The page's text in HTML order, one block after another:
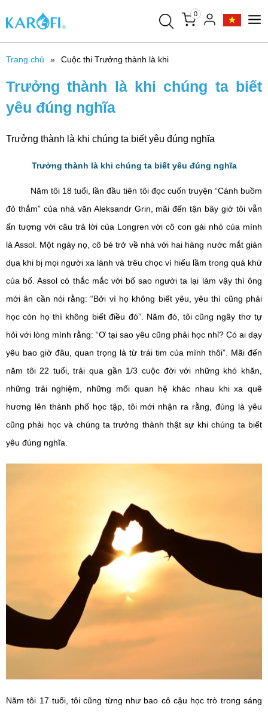
0
Trang chủ Cuộc thi Trưởng thành là khi
Trưởng thành là khi chúng ta biết
yêu đúng nghĩa
Trưởng thành là khi chúng ta biết yêu đúng nghĩa
Trưởng thành là khi chúng ta biết yêu đúng nghĩa
Năm tôi 18 tuổi, lần đầu tiên tôi đọc cuốn truyện “Cánh buồm
đỏ thắm” của nhà văn Aleksandr Grin, mãi đến tận bây giờ tôi vẫn
ấn tượng với câu trả lời của Longren với cô con gái nhỏ của mình
là Assol. Một ngày nọ, cô bé trở về nhà với hai hàng nước mắt giàn
dụa khi bị mọi người xa lánh và trêu chọc vì hiểu lầm trong quá khứ
của bố. Assol có thắc mắc với bố sao người ta lại làm vậy thì ông
mới ân cần nói rằng: “Bởi vì họ không biết yêu, yêu thì cũng phải
học còn họ thì không biết điều đó”. Năm đó, tôi cũng ngây thơ tự
hỏi với lòng mình rằng: “Ơ tại sao yêu cũng phải học nhỉ? Có ai dạy
yêu bao giờ đâu, quan trọng là từ trái tim của mình thôi”. Mãi đến
năm tôi 22 tuổi, trải qua gần 1/3 cuộc đời với những khó khăn,
những trải nghiệm, những mối quan hệ khác nhau khi xa quê
hương lên thành phố học tập, tôi mới nhận ra rằng, đúng là yêu
cũng phải học và chúng ta trưởng thành thật sự khi chúng ta biết
yêu đúng nghĩa.
Năm tôi 17 tuổi, tôi cũng từng như bao cô cậu học trò trong sáng